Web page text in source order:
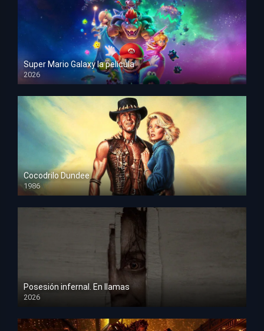
Super Mario Galaxy la película
2026
HD 1080p
Cocodrilo Dundee
1986
HD 1080p
Posesión infernal. En llamas
2026
HD 1080p